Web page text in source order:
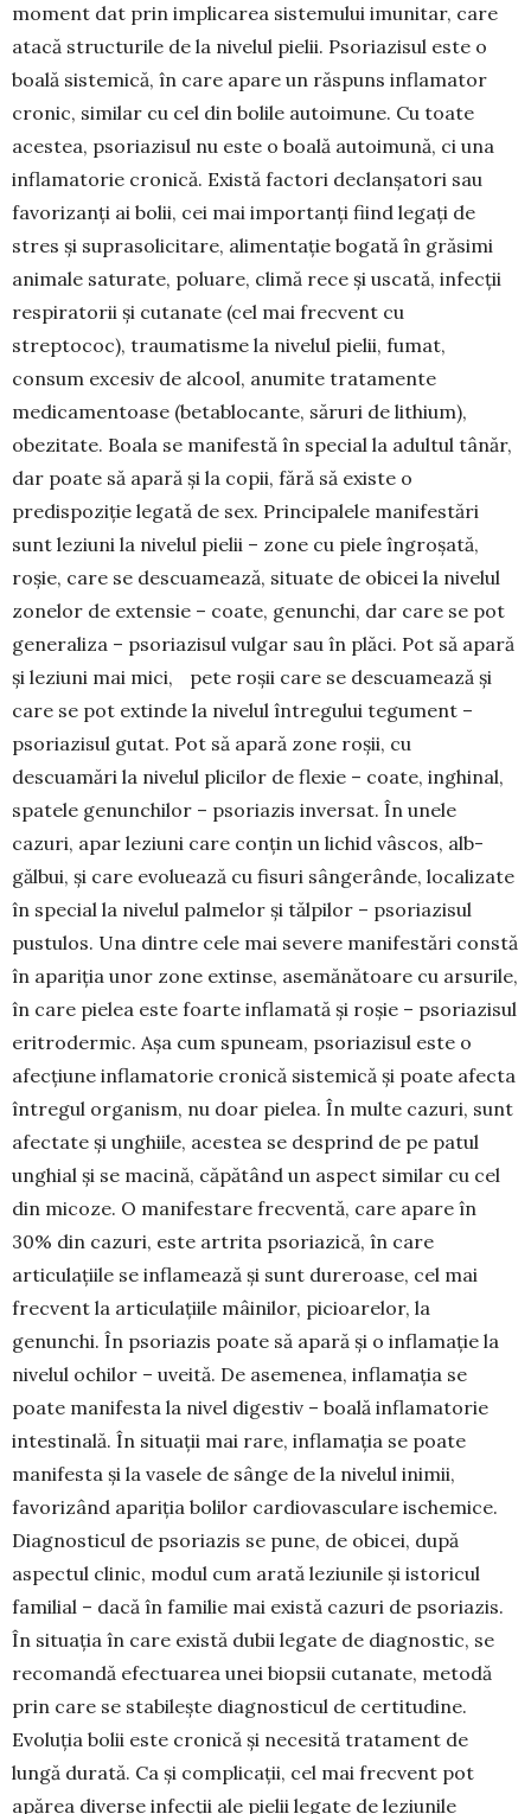
moment dat prin implicarea sistemului imunitar, care
atacă structurile de la nivelul pielii. Psoriazisul este o
boală sistemică, în care apa­re un răspuns inflamator
cronic, similar cu cel din bolile autoimune. Cu toate
acestea, psoriazisul nu este o boală autoimună, ci una
inflamatorie cronică. Există factori declanșatori sau
favorizanți ai bolii, cei mai importanți fiind legați de
stres și suprasolicitare, alimentație bogată în grăsimi
animale saturate, poluare, climă rece și uscată, infecții
respiratorii și cutanate (cel mai frecvent cu
streptococ), traumatisme la nivelul pielii, fumat,
consum excesiv de alcool, anumite tratamente
medicamentoase (betablocante, săruri de lithium),
obezitate. Boala se manifestă în special la adultul tânăr,
dar poate să apară și la copii, fără să existe o
predispoziție legată de sex. Principalele manifestări
sunt leziuni la nivelul pielii – zone cu piele îngroșată,
roșie, care se descuamează, situate de obicei la nivelul
zonelor de extensie – coate, genunchi, dar care se pot
generaliza – psoriazisul vulgar sau în plăci. Pot să apară
și leziuni mai mici, pete roșii care se descuamează și
care se pot extinde la nivelul întregului tegument –
psoriazisul gutat. Pot să apară zone roșii, cu
descuamări la nivelul plicilor de flexie – coate, inghinal,
spatele genunchilor – psoriazis inversat. În unele
cazuri, apar leziuni care conțin un lichid vâscos, alb-
gălbui, și care evoluează cu fisuri sângerânde, localizate
în special la nivelul palmelor și tălpilor – psoriazisul
pustulos. Una dintre cele mai severe manifestări constă
în apariția unor zone extinse, asemănătoare cu arsurile,
în care pielea este foarte inflamată și roșie – psoriazisul
eritrodermic. Așa cum spuneam, psoriazisul este o
afecțiune inflamatorie cronică sistemică și poate afecta
întregul organism, nu doar pielea. În multe cazuri, sunt
afectate și unghiile, acestea se desprind de pe patul
unghial și se macină, căpătând un aspect similar cu cel
din micoze. O manifestare frecventă, care apare în
30% din cazuri, este artrita psoriazică, în care
articulațiile se inflamează și sunt dureroase, cel mai
frecvent la articulațiile mâinilor, picioarelor, la
genunchi. În psoriazis poate să apară și o inflamație la
nivelul ochilor – uveită. De asemenea, inflamația se
poate manifesta la nivel digestiv – boală inflamatorie
intestinală. În situații mai rare, inflamația se poate
manifesta și la vasele de sânge de la nivelul inimii,
favorizând apariția bolilor cardiovasculare ischemice.
Diagnosticul de psoriazis se pune, de obicei, după
aspectul clinic, modul cum arată leziunile și istoricul
familial – dacă în familie mai există cazuri de psoriazis.
În situația în care există dubii legate de diagnostic, se
recomandă efectuarea unei biopsii cutanate, metodă
prin care se stabilește diagnosticul de certitudine.
Evoluția bolii este cronică și necesită tratament de
lungă durată. Ca și complicații, cel mai frecvent pot
apărea diverse infecții ale pielii legate de leziunile